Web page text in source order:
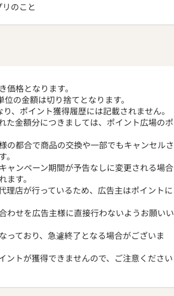
のこと
格となります。
の金額は切り捨てとなります。
、ポイント獲得履歴には記載されません。
た金額分につきましては、ポイント広場のポ
の都合で商品の交換や一部でもキャンセルさ
ャンペーン期間が予告なしに変更される場合
す。
理店が行っているため、広告主はポイントに
わせを広告主様に直接行わないようお願いい
っており、急遽終了となる場合がございま
ントが獲得できませんので、ご注意ください